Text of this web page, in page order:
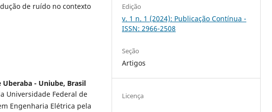
de ruído no contexto
Uberaba - Uniube, Brasil
Universidade Federal de
Engenharia Elétrica pela
Edição
v. 1 n. 1 (2024): Publicação Contínua -
ISSN: 2966-2508
Seção
Artigos
Licença